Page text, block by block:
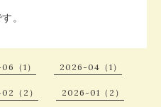
。
（1） 2026-04（1）
（2） 2026-01（2）